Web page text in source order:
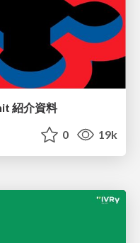
紹介資料
0 19k